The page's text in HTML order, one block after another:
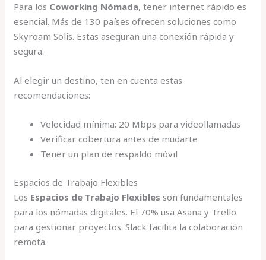
Para los Coworking Nómada, tener internet rápido es
esencial. Más de 130 países ofrecen soluciones como
Skyroam Solis. Estas aseguran una conexión rápida y
segura.
Al elegir un destino, ten en cuenta estas
recomendaciones:
Velocidad mínima: 20 Mbps para videollamadas
Verificar cobertura antes de mudarte
Tener un plan de respaldo móvil
Espacios de Trabajo Flexibles
Los Espacios de Trabajo Flexibles son fundamentales
para los nómadas digitales. El 70% usa Asana y Trello
para gestionar proyectos. Slack facilita la colaboración
remota.